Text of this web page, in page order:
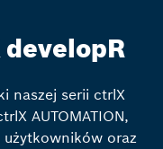
naszej serii ctrlX
AUTOMATION,
użytkowników oraz